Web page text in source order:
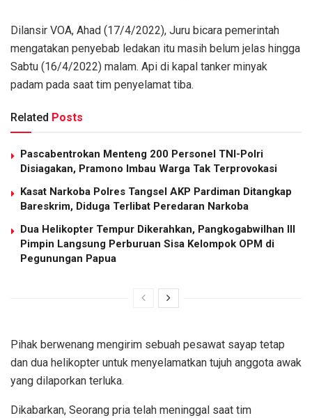
Dilansir VOA, Ahad (17/4/2022), Juru bicara pemerintah
mengatakan penyebab ledakan itu masih belum jelas hingga
Sabtu (16/4/2022) malam. Api di kapal tanker minyak
padam pada saat tim penyelamat tiba.
Related Posts
Pascabentrokan Menteng 200 Personel TNI-Polri
Disiagakan, Pramono Imbau Warga Tak Terprovokasi
Kasat Narkoba Polres Tangsel AKP Pardiman Ditangkap
Bareskrim, Diduga Terlibat Peredaran Narkoba
Dua Helikopter Tempur Dikerahkan, Pangkogabwilhan III
Pimpin Langsung Perburuan Sisa Kelompok OPM di
Pegunungan Papua
Pihak berwenang mengirim sebuah pesawat sayap tetap
dan dua helikopter untuk menyelamatkan tujuh anggota awak
yang dilaporkan terluka.
Dikabarkan, Seorang pria telah meninggal saat tim